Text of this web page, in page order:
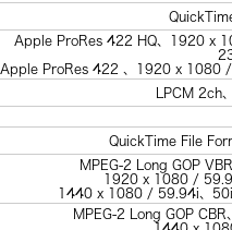
Apple ProRes 422 HQ、1920 x
Apple ProRes 422 、1920 x 1080
LPCM 2ch
QuickTime File
MPEG-2 Long GOP
1920 x 1080 /
1440 x 1080 / 59.94i、
MPEG-2 Long GOP